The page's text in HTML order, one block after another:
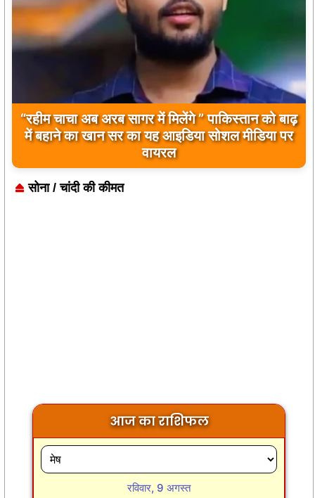
बिलावल भुट्टो द्वारा सिंधु नदी और भारत को लेकर दिए गए
बयान पर भारत के केंद्रीय मंत्रियों की कड़ी प्रतिक्रिया
सोना / चांदी की कीमत
आज का राशिफल
रविवार, 9 अगस्त